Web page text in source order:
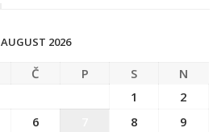
AUGUST 2026
Č P S
N
1
2
6 8
9